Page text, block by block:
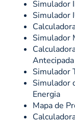
Simulador
Simulador
Simulador
Antecipada
Simulador
Simulador
Energia
Mapa de